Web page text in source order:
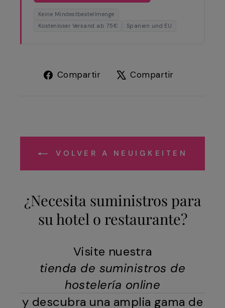
Keine Mindestbestellmenge
Kostenloser Versand ab 75€
Spanien und EU
Compartir
Compartir
Compartir
VOLVER A NEUIGKEITEN
¿Necesita suministros para
su hotel o restaurante?
Visite nuestra
tienda de suministros de
hostelería online
y descubra una amplia gama de